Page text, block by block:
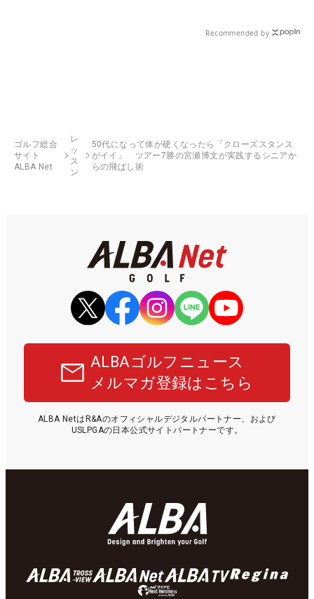
Recommended by
ゴルフ総合
サイト
ALBA Net
レ
ッ
ス
ン
50代になって体が硬くなったら「クローズスタンス
がイイ」 ツアー7勝の宮瀬博文が実践するシニアか
らの飛ばし術
ALBAゴルフニュース
メルマガ登録はこちら
ALBA NetはR&Aのオフィシャルデジタルパートナー、および
USLPGAの日本公式サイトパートナーです。